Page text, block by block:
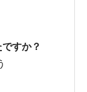
すか？